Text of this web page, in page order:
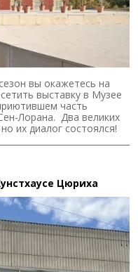
вы окажетесь на
выставку в Музее
часть
Лорана. Два великих
их диалог состоялся!
Цюриха